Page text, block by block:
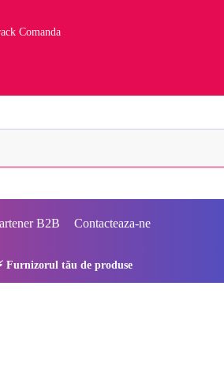
Comanda
B2B Contacteaza-ne
Furnizorul tău de produse